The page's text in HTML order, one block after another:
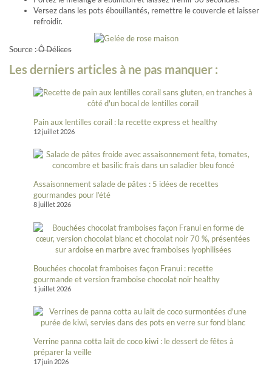
Versez dans les pots ébouillantés, remettre le couvercle et laisser
refroidir.
Source :Ô Délices
Les derniers articles à ne pas manquer :
Pain aux lentilles corail : la recette express et healthy
12 juillet 2026
Assaisonnement salade de pâtes : 5 idées de recettes
gourmandes pour l’été
8 juillet 2026
Bouchées chocolat framboises façon Franui : recette
gourmande et version framboise chocolat noir healthy
1 juillet 2026
Verrine panna cotta lait de coco kiwi : le dessert de fêtes à
préparer la veille
17 juin 2026